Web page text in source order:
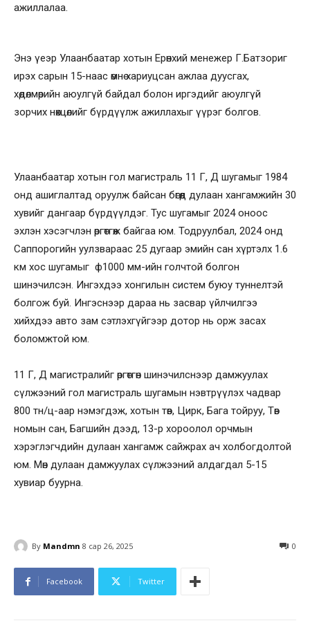
ажиллалаа.
Энэ үеэр Улаанбаатар хотын Ерөнхий менежер Г.Батзориг
ирэх сарын 15-наас өмнө хариуцсан ажлаа дуусгах,
хөдөлмөрийн аюулгүй байдал болон иргэдийг аюулгүй
зорчих нөхцөлийг бүрдүүлж ажиллахыг үүрэг болгов.
Улаанбаатар хотын гол магистраль 11 Г, Д шугамыг 1984
онд ашиглалтад оруулж байсан бөгөөд дулаан хангамжийн 30
хувийг дангаар бүрдүүлдэг. Тус шугамыг 2024 оноос
эхлэн хэсэгчлэн өргөтгөж байгаа юм. Тодруулбал, 2024 онд
Саппорогийн уулзвараас 25 дугаар эмийн сан хүртэлх 1.6
км хос шугамыг ф1000 мм-ийн голчтой болгон
шинэчилсэн. Ингэхдээ хонгилын систем буюу туннелтэй
болгож буй. Ингэснээр дараа нь засвар үйлчилгээ
хийхдээ авто зам сэтлэхгүйгээр дотор нь орж засах
боломжтой юм.
11 Г, Д магистралийг өргөтгөн шинэчилснээр дамжуулах
сүлжээний гол магистраль шугамын нэвтрүүлэх чадвар
800 тн/ц-аар нэмэгдэж, хотын төв, Цирк, Бага тойруу, Төв
номын сан, Багшийн дээд, 13-р хороолол орчмын
хэрэглэгчдийн дулаан хангамж сайжрах ач холбогдолтой
юм. Мөн дулаан дамжуулах сүлжээний алдагдал 5-15
хувиар буурна.
By Mandmn 8 сар 26, 2025 0
Facebook Twitter